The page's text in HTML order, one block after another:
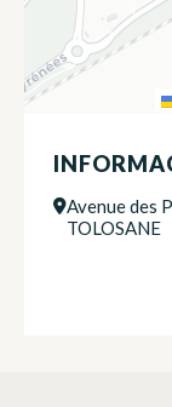
Avenue des
TOLOSANE